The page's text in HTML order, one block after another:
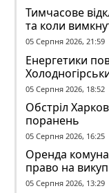
Тимчасове
та коли
05 Серпня 2026, 21:59
Енергетики
ворожого
05 Серпня 2026, 18:52
Обстріл
поранень
05 Серпня 2026, 16:25
Оренда
право на викуп
05 Серпня 2026, 13:29